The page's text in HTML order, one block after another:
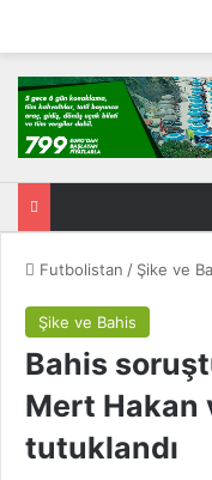
Futbolistan / Şike ve
Şike ve Bahis
Bahis
Mert Hakan
tutuklandı